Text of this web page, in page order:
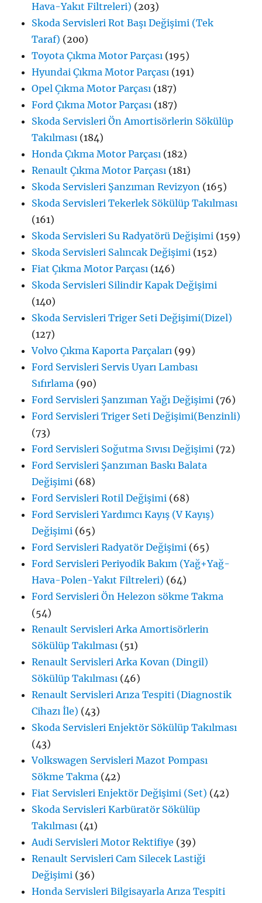
Hava-Yakıt Filtreleri) (203)
Skoda Servisleri Rot Başı Değişimi (Tek
Taraf) (200)
Toyota Çıkma Motor Parçası (195)
Hyundai Çıkma Motor Parçası (191)
Opel Çıkma Motor Parçası (187)
Ford Çıkma Motor Parçası (187)
Skoda Servisleri Ön Amortisörlerin Sökülüp
Takılması (184)
Honda Çıkma Motor Parçası (182)
Renault Çıkma Motor Parçası (181)
Skoda Servisleri Şanzıman Revizyon (165)
Skoda Servisleri Tekerlek Sökülüp Takılması
(161)
Skoda Servisleri Su Radyatörü Değişimi (159)
Skoda Servisleri Salıncak Değişimi (152)
Fiat Çıkma Motor Parçası (146)
Skoda Servisleri Silindir Kapak Değişimi
(140)
Skoda Servisleri Triger Seti Değişimi(Dizel)
(127)
Volvo Çıkma Kaporta Parçaları (99)
Ford Servisleri Servis Uyarı Lambası
Sıfırlama (90)
Ford Servisleri Şanzıman Yağı Değişimi (76)
Ford Servisleri Triger Seti Değişimi(Benzinli)
(73)
Ford Servisleri Soğutma Sıvısı Değişimi (72)
Ford Servisleri Şanzıman Baskı Balata
Değişimi (68)
Ford Servisleri Rotil Değişimi (68)
Ford Servisleri Yardımcı Kayış (V Kayış)
Değişimi (65)
Ford Servisleri Radyatör Değişimi (65)
Ford Servisleri Periyodik Bakım (Yağ+Yağ-
Hava-Polen-Yakıt Filtreleri) (64)
Ford Servisleri Ön Helezon sökme Takma
(54)
Renault Servisleri Arka Amortisörlerin
Sökülüp Takılması (51)
Renault Servisleri Arka Kovan (Dingil)
Sökülüp Takılması (46)
Renault Servisleri Arıza Tespiti (Diagnostik
Cihazı İle) (43)
Skoda Servisleri Enjektör Sökülüp Takılması
(43)
Volkswagen Servisleri Mazot Pompası
Sökme Takma (42)
Fiat Servisleri Enjektör Değişimi (Set) (42)
Skoda Servisleri Karbüratör Sökülüp
Takılması (41)
Audi Servisleri Motor Rektifiye (39)
Renault Servisleri Cam Silecek Lastiği
Değişimi (36)
Honda Servisleri Bilgisayarla Arıza Tespiti